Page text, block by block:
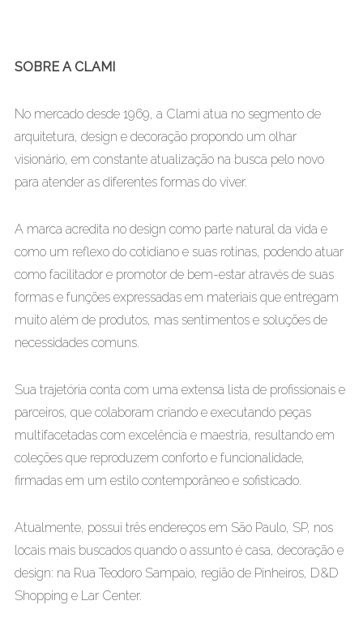
SOBRE A CLAMI
No mercado desde 1969, a Clami atua no segmento de
arquitetura, design e decoração propondo um olhar
visionário, em constante atualização na busca pelo novo
para atender as diferentes formas do viver.
A marca acredita no design como parte natural da vida e
como um reflexo do cotidiano e suas rotinas, podendo atuar
como facilitador e promotor de bem-estar através de suas
formas e funções expressadas em materiais que entregam
muito além de produtos, mas sentimentos e soluções de
necessidades comuns.
Sua trajetória conta com uma extensa lista de profissionais e
parceiros, que colaboram criando e executando peças
multifacetadas com excelência e maestria, resultando em
coleções que reproduzem conforto e funcionalidade,
firmadas em um estilo contemporâneo e sofisticado.
Atualmente, possui três endereços em São Paulo, SP, nos
locais mais buscados quando o assunto é casa, decoração e
design: na Rua Teodoro Sampaio, região de Pinheiros, D&D
Shopping e Lar Center.